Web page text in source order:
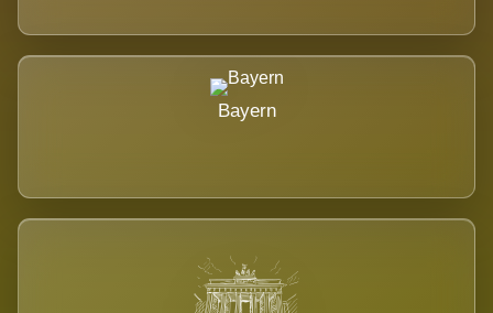
Bayern